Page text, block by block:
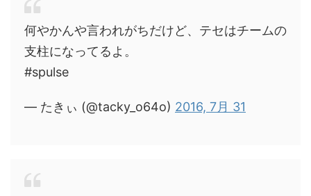
何やかんや言われがちだけど、テセはチームの
支柱になってるよ。
#spulse
— たきぃ (@tacky_o64o) 2016, 7月 31